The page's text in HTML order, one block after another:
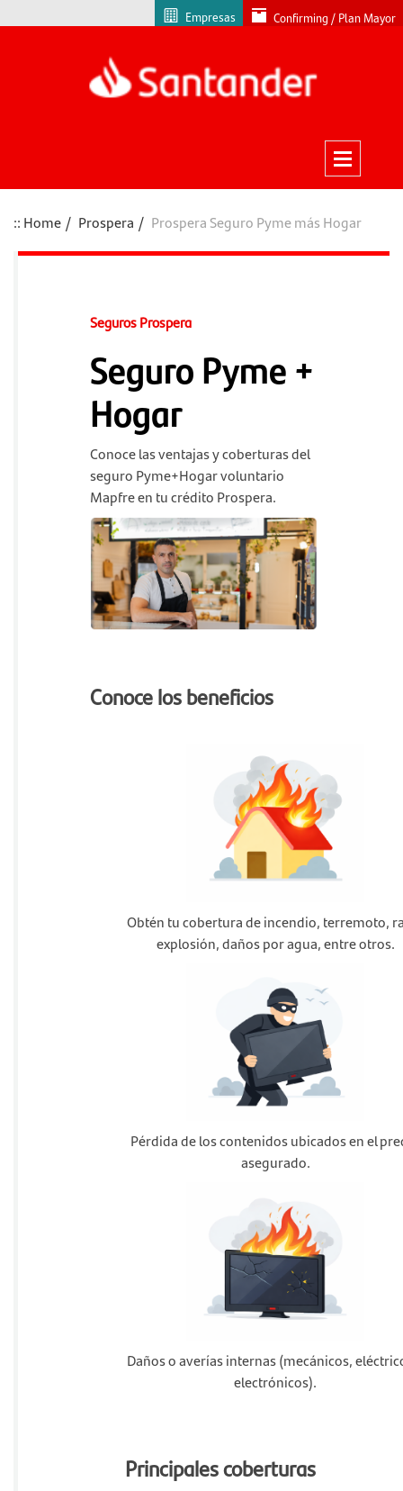
Empresas Confirming / Plan Mayor
Home Prospera Prospera Seguro Pyme más Hogar
Seguros Prospera
Seguro Pyme +
Hogar
Conoce las ventajas y coberturas del
seguro Pyme+Hogar voluntario
Mapfre en tu crédito Prospera.
Conoce los beneficios
Obtén tu cobertura de incendio, terremoto,
explosión, daños por agua, entre otros.
Pérdida de los contenidos ubicados en el
asegurado.
Daños o averías internas (mecánicos,
electrónicos).
Principales coberturas